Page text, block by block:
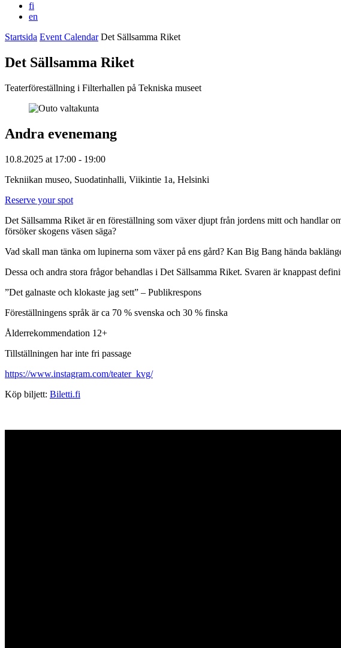
fi
en
Startsida Event Calendar Det Sällsamma Riket
Det Sällsamma Riket
Teaterföreställning i Filterhallen på Tekniska museet
Andra evenemang
10.8.2025 at 17:00 - 19:00
Tekniikan museo, Suodatinhalli, Viikintie 1a, Helsinki
Reserve your spot
Det Sällsamma Riket är en föreställning som växer djupt från jordens mitt och handlar
försöker skogens väsen säga?
Vad skall man tänka om lupinerna som växer på ens gård? Kan Big Bang hända
Dessa och andra stora frågor behandlas i Det Sällsamma Riket. Svaren är knappast
”Det galnaste och klokaste jag sett” – Publikrespons
Föreställningens språk är ca 70 % svenska och 30 % finska
Ålderrekommendation 12+
Tillställningen har inte fri passage
https://www.instagram.com/teater_kvg/
Köp biljett: Biletti.fi